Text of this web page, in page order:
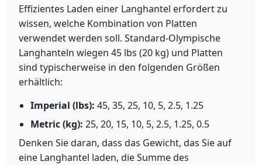
Effizientes Laden einer Langhantel erfordert zu
wissen, welche Kombination von Platten
verwendet werden soll. Standard-Olympische
Langhanteln wiegen 45 lbs (20 kg) und Platten
sind typischerweise in den folgenden Größen
erhältlich:
Imperial (lbs): 45, 35, 25, 10, 5, 2.5, 1.25
Metric (kg): 25, 20, 15, 10, 5, 2.5, 1.25, 0.5
Denken Sie daran, dass das Gewicht, das Sie auf
eine Langhantel laden, die Summe des